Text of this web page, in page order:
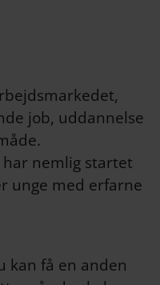
job, uddannelse
nemlig startet
unge med erfarne
kan få en anden